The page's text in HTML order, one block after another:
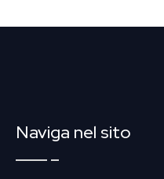
Naviga nel sito